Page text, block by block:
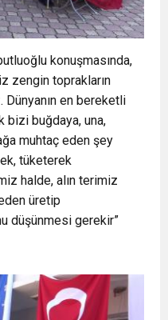
konuşmasında,
zengin toprakların
Dünyanın en bereketli
bizi buğdaya, una,
muhtaç eden şey
tüketerek
halde, alın terimiz
üretip
düşünmesi gerekir”